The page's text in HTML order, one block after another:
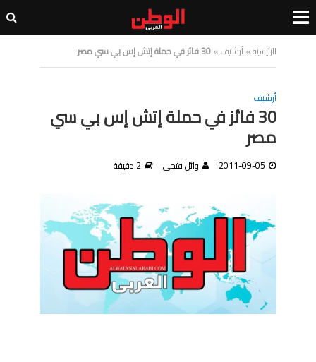
الرئيسية»أرشيف»30 فائز في حملة إتش إس بي سي مصر
أرشيف
30 فائز في حملة إتش إس بي سي
مصر
2011-09-05 وائل فتحى 2 دقيقة